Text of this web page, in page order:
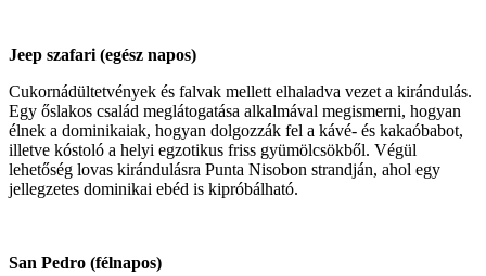
Jeep szafari (egész napos)
Cukornádültetvények és falvak mellett elhaladva vezet a kirándulás.
Egy őslakos család meglátogatása alkalmával megismerni, hogyan
élnek a dominikaiak, hogyan dolgozzák fel a kávé- és kakaóbabot,
illetve kóstoló a helyi egzotikus friss gyümölcsökből. Végül
lehetőség lovas kirándulásra Punta Nisobon strandján, ahol egy
jellegzetes dominikai ebéd is kipróbálható.
San Pedro (félnapos)